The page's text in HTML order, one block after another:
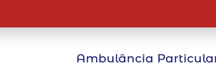
Ambulância